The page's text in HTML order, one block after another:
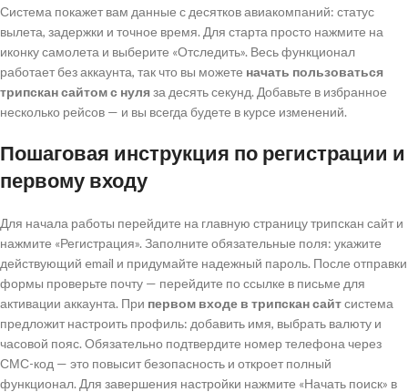
Система покажет вам данные с десятков авиакомпаний: статус
вылета, задержки и точное время. Для старта просто нажмите на
иконку самолета и выберите «Отследить». Весь функционал
работает без аккаунта, так что вы можете начать пользоваться
трипскан сайтом с нуляза десять секунд. Добавьте в избранное
несколько рейсов — и вы всегда будете в курсе изменений.
Пошаговая инструкция по регистрации и
первому входу
Для начала работы перейдите на главную страницу трипскан сайт и
нажмите «Регистрация». Заполните обязательные поля: укажите
действующий email и придумайте надежный пароль. После отправки
формы проверьте почту — перейдите по ссылке в письме для
активации аккаунта. При первом входе в трипскан сайтсистема
предложит настроить профиль: добавить имя, выбрать валюту и
часовой пояс. Обязательно подтвердите номер телефона через
СМС-код — это повысит безопасность и откроет полный
функционал. Для завершения настройки нажмите «Начать поиск» в